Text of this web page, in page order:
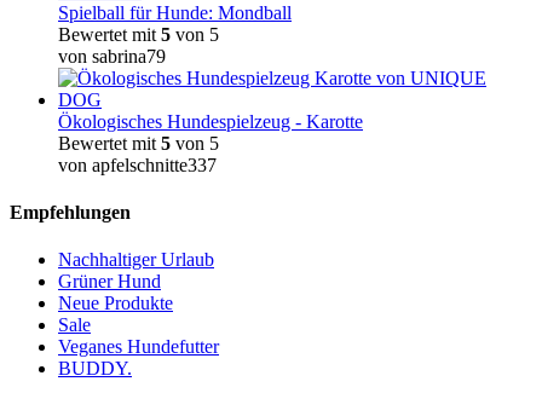
Spielball für Hunde: Mondball
Bewertet mit 5 von 5
von sabrina79
Ökologisches Hundespielzeug - Karotte
Bewertet mit 5 von 5
von apfelschnitte337
Empfehlungen
Nachhaltiger Urlaub
Grüner Hund
Neue Produkte
Sale
Veganes Hundefutter
BUDDY.